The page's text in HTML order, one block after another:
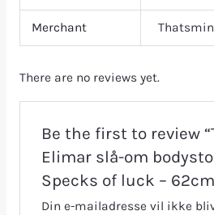
Merchant
There are no reviews yet.
Be the first to review
Elimar slå-om
Specks of luck –
Din e-mailadresse vil ikke